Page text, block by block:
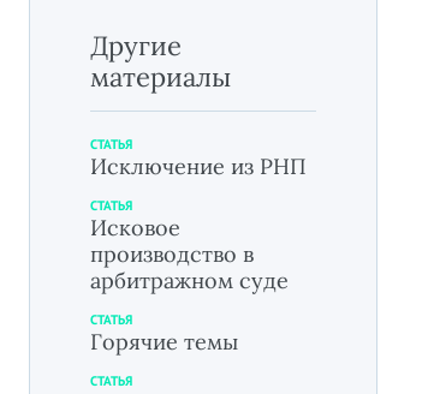
Другие
материалы
СТАТЬЯ
Исключение из РНП
СТАТЬЯ
Исковое
производство в
арбитражном суде
СТАТЬЯ
Горячие темы
СТАТЬЯ